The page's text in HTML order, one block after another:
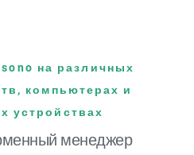
на различных
компьютерах и
устройствах
менеджер